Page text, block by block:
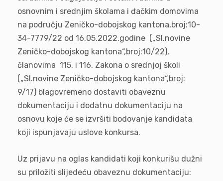
osnovnim i srednjim školama i đačkim domovima
na području Zeničko-dobojskog kantona,broj:10-
34-7779/22 od 16.05.2022.godine („Sl.novine
Zeničko-dobojskog kantona“,broj:10/22),
članovima 115. i 116. Zakona o srednjoj školi
(„Sl.novine Zeničko-dobojskog kantona“,broj:
9/17) blagovremeno dostaviti obaveznu
dokumentaciju i dodatnu dokumentaciju na
osnovu koje će se izvršiti bodovanje kandidata
koji ispunjavaju uslove konkursa.
Uz prijavu na oglas kandidati koji konkurišu dužni
su priložiti slijedeću obaveznu dokumentaciju: